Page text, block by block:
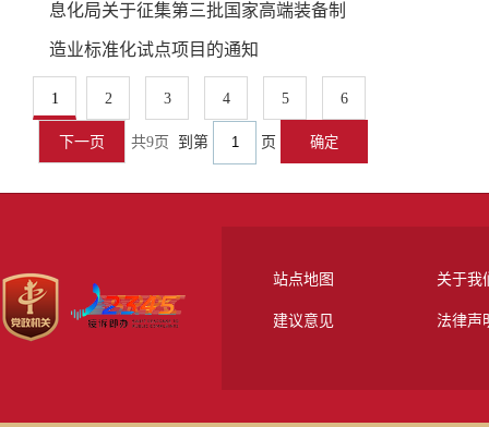
息化局关于征集第三批国家高端装备制
造业标准化试点项目的通知
1 2 3 4 5 6
下一页 共9页 到第 页
站点地图 关于我
建议意见 法律声